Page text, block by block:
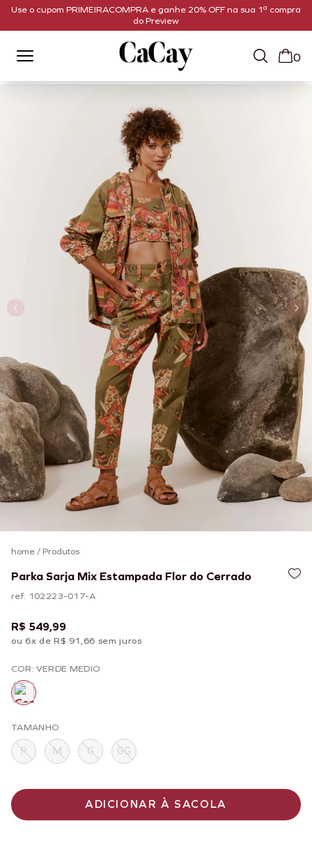
Use o cupom PRIMEIRACOMPRA e ganhe 20% OFF na sua 1ª compra
do Preview
0
home/ Produtos
Parka Sarja Mix Estampada Flor do Cerrado
ref: 102223-017-A
R$ 549,99
ou 6x de R$ 91,66 sem juros
COR: VERDE MEDIO
TAMANHO
P M G GG
ADICIONAR À SACOLA